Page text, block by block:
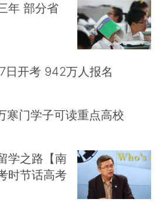
年 部分省
日开考 942万人报名
寒门学子可读重点高校
学之路【南
时节话高考